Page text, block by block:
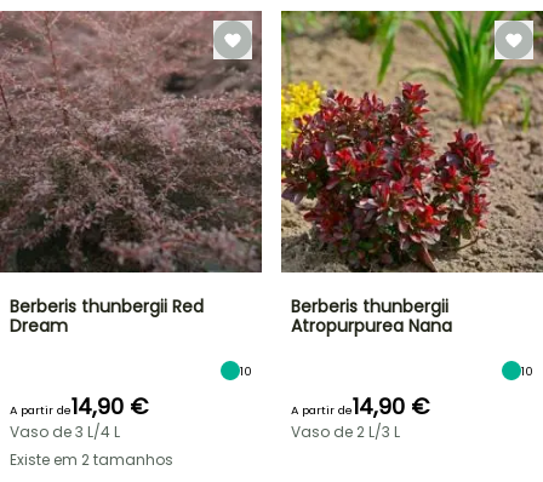
Berberis thunbergii Red
Dream
10
A partir de14,90 €
Vaso de 3 L/4 L
Existe em 2 tamanhos
Berberis thunbergii
Atropurpurea Nana
10
A partir de14,90 €
Vaso de 2 L/3 L